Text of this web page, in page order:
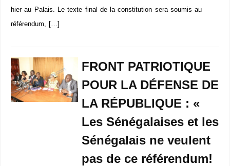
hier au Palais. Le texte final de la constitution sera soumis au
référendum, […]
FRONT PATRIOTIQUE
POUR LA DÉFENSE DE
LA RÉPUBLIQUE : «
Les Sénégalaises et les
Sénégalais ne veulent
pas de ce référendum!